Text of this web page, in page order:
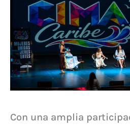
Con una amplia